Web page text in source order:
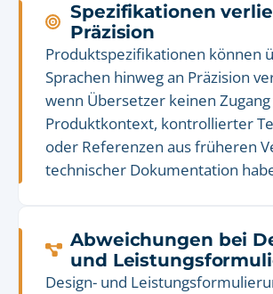
Spezifikationen
Präzision
Produktspezifikationen können
Sprachen hinweg an Präzision
wenn Übersetzer keinen Zugang
Produktkontext, kontrollierter
oder Referenzen aus früheren
technischer Dokumentation
Abweichungen bei
und
Design- und